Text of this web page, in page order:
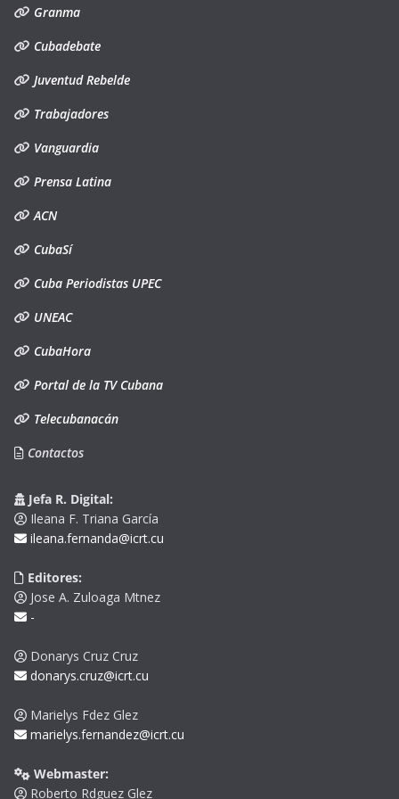
Granma
Cubadebate
Juventud Rebelde
Trabajadores
Vanguardia
Prensa Latina
ACN
CubaSí
Cuba Periodistas UPEC
UNEAC
CubaHora
Portal de la TV Cubana
Telecubanacán
Contactos
Jefa R. Digital:
Ileana F. Triana García
ileana.fernanda@icrt.cu
Editores:
Jose A. Zuloaga Mtnez
-
Donarys Cruz Cruz
donarys.cruz@icrt.cu
Marielys Fdez Glez
marielys.fernandez@icrt.cu
Webmaster:
Roberto Rdguez Glez